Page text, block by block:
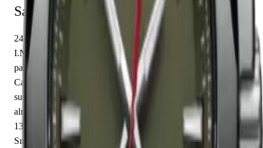
Saat Hakkında
241725.1 referansıyla tanımlanan bu model, Victorinox
I.N.O.X. koleksiyonunun bir parçasıdır. 43.00 mm çapındaki
paslanmaz çelik kasası safir cam ile korunmaktadır. İçerisinde
Caliber 715 mekanizma yer almakta olup saat, dakika
sunmaktadır. Yeşil kadranı üzerinde çubuk / nokta indeksler yer
almaktadır. Teknik detaylarında 200.00 m su geçirmezlik,
13.85 mm kasa yüksekliği, kapalı arka kapak öne çıkmaktadır.
Sınırlı üretim olarak piyasaya sunulan bu model,